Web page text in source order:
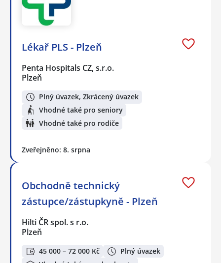
Lékař PLS - Plzeň
Penta Hospitals CZ, s.r.o.
Plzeň
Plný úvazek, Zkrácený úvazek
Vhodné také pro seniory
Vhodné také pro rodiče
Zveřejněno: 8. srpna
Obchodně technický
zástupce/zástupkyně - Plzeň
Hilti ČR spol. s r.o.
Plzeň
45 000 – 72 000 Kč
Plný úvazek